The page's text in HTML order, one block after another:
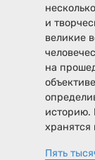
и
великие
на
историю.
Пять